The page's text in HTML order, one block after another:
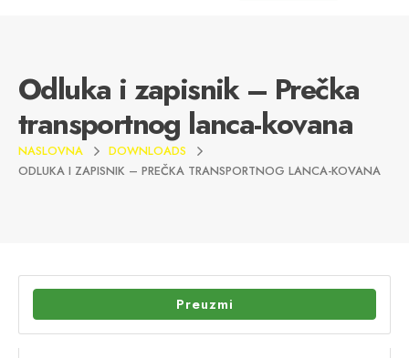
Odluka i zapisnik – Prečka
transportnog lanca-kovana
NASLOVNA
DOWNLOADS
ODLUKA I ZAPISNIK – PREČKA TRANSPORTNOG LANCA-KOVANA
Preuzmi